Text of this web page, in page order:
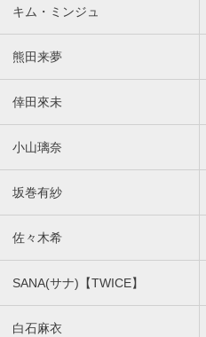
キム・ミンジュ
熊田来夢
倖田來未
小山璃奈
坂巻有紗
佐々木希
SANA(サナ)【TWICE】
白石麻衣